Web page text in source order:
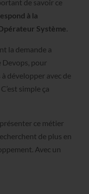
de savoir ce
à la
Système.
la demande a
Devops, pour
développer avec de
simple ça
ce métier
de plus en
Avec un